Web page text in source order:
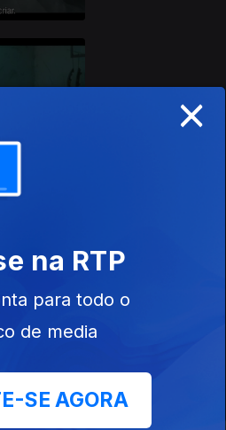
Fogo nas Mãos
Ep. 6
Cinzas
parte de Séries
×
na RTP
para todo o
de media
SE AGORA